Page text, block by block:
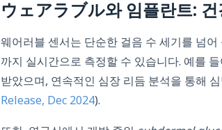
ウェアラブル와 임플란트:
웨어러블 센서는 단순한 걸음 수 세기를 넘
까지 실시간으로 측정할 수 있습니다. 예를 들
받았으며, 연속적인 심장 리듬 분석을 통해
Release, Dec 2024).